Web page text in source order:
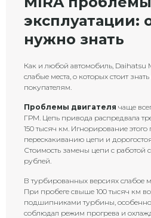
эксплуатации:
нужно знать
Как и любой автомобиль, Daihatsu
слабые места, о которых стоит
покупателям.
Проблемы двигателя чаще
ГРМ. Цепь привода распредвала
150 тысяч км. Игнорирование
перескакиванию цепи и
Стоимость замены цепи с работой
рублей.
В турбированных версиях слабое
При пробеге свыше 100 тысяч км
подшипниками турбины, особенно
соблюдал режим прогрева и